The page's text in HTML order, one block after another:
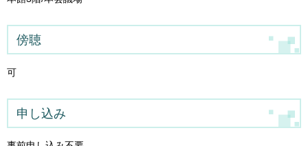
傍聴
可
申し込み